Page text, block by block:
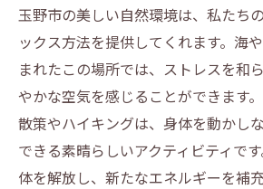
玉野市の美しい自然環境は、私たち
ックス方法を提供してくれます。海
まれたこの場所では、ストレスを和
やかな空気を感じることができます
散策やハイキングは、身体を動かし
できる素晴らしいアクティビティで
体を解放し、新たなエネルギーを補